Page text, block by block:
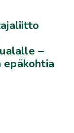
–
epäkohtia